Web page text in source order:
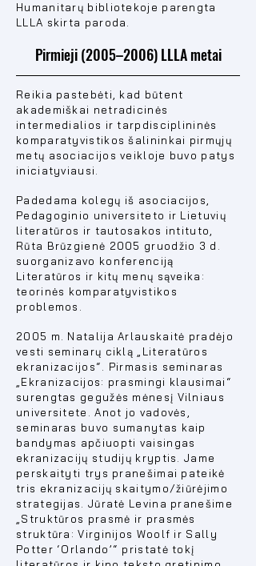
Humanitarų bibliotekoje parengta
LLLA skirta paroda.
Pirmieji (2005–2006) LLLA metai
Reikia pastebėti, kad būtent
akademiškai netradicinės
intermedialios ir tarpdisciplininės
komparatyvistikos šalininkai pirmųjų
metų asociacijos veikloje buvo patys
iniciatyviausi.
Padedama kolegų iš asociacijos,
Pedagoginio universiteto ir Lietuvių
literatūros ir tautosakos intituto,
Rūta Brūzgienė 2005 gruodžio 3 d.
suorganizavo konferenciją
Literatūros ir kitų menų sąveika:
teorinės komparatyvistikos
problemos.
2005 m. Natalija Arlauskaitė pradėjo
vesti seminarų ciklą „Literatūros
ekranizacijos“. Pirmasis seminaras
„Ekranizacijos: prasmingi klausimai“
surengtas gegužės mėnesį Vilniaus
universitete. Anot jo vadovės,
seminaras buvo sumanytas kaip
bandymas apčiuopti vaisingas
ekranizacijų studijų kryptis. Jame
perskaityti trys pranešimai pateikė
tris ekranizacijų skaitymo/žiūrėjimo
strategijas. Jūratė Levina pranešime
Struktūros prasmė ir prasmės
struktūra: Virginijos Woolf ir Sally
Potter ‘Orlando’“ pristatė tokį